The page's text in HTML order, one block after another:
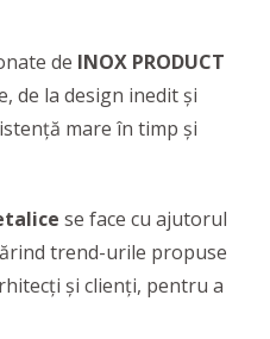
de INOX PRODUCT
de la design inedit și
mare în timp și
se face cu ajutorul
trend-urile propuse
și clienți, pentru a